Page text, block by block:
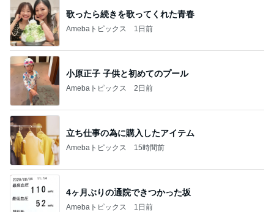
歌ったら続きを歌ってくれた青春
Amebaトピックス 1日前
小原正子 子供と初めてのプール
Amebaトピックス 2日前
立ち仕事の為に購入したアイテム
Amebaトピックス 15時間前
4ヶ月ぶりの通院できつかった坂
Amebaトピックス 1日前